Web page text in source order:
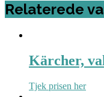
Relaterede
Kärcher,
Tjek prisen her